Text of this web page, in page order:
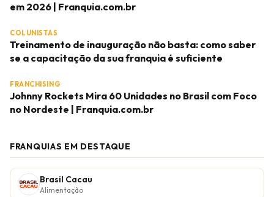
em 2026 | Franquia.com.br
COLUNISTAS
Treinamento de inauguração não basta: como saber
se a capacitação da sua franquia é suficiente
FRANCHISING
Johnny Rockets Mira 60 Unidades no Brasil com Foco
no Nordeste | Franquia.com.br
FRANQUIAS EM DESTAQUE
Brasil Cacau
Alimentação